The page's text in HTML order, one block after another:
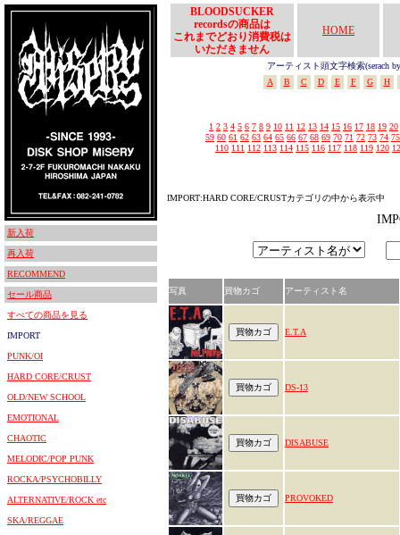
新入荷
再入荷
RECOMMEND
セール商品
すべての商品を見る
IMPORT
PUNK/OI
HARD CORE/CRUST
OLD/NEW SCHOOL
EMOTIONAL
CHAOTIC
MELODIC/POP PUNK
ROCKA/PSYCHOBILLY
ALTERNATIVE/ROCK etc
SKA/REGGAE
BLOODSUCKER
recordsの商品は
これまでどおり消費税は
いただきません
HOME
アーティスト頭文字検索(serach
A
B C D E F G H
1 2 3 4 5 6 7 8 9 10 11 12 13 14 15 16 17 18 19 20
59 60 61 62 63 64 65 66 67 68 69 70 71 72 73 74 75
110 111 112 113 114 115 116 117 118 119 120
IMPORT:HARD CORE/CRUSTカテゴリの中から表示中
写真 買物カゴ アーティスト名
E.T.A
DS-13
DISABUSE
PROVOKED